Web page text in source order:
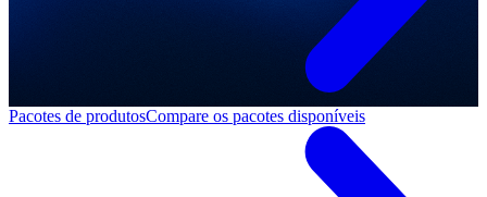
Pacotes de produtosCompare os pacotes disponíveis